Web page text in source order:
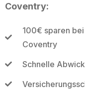
Coventry:
100€ sparen
Coventry
Schnelle